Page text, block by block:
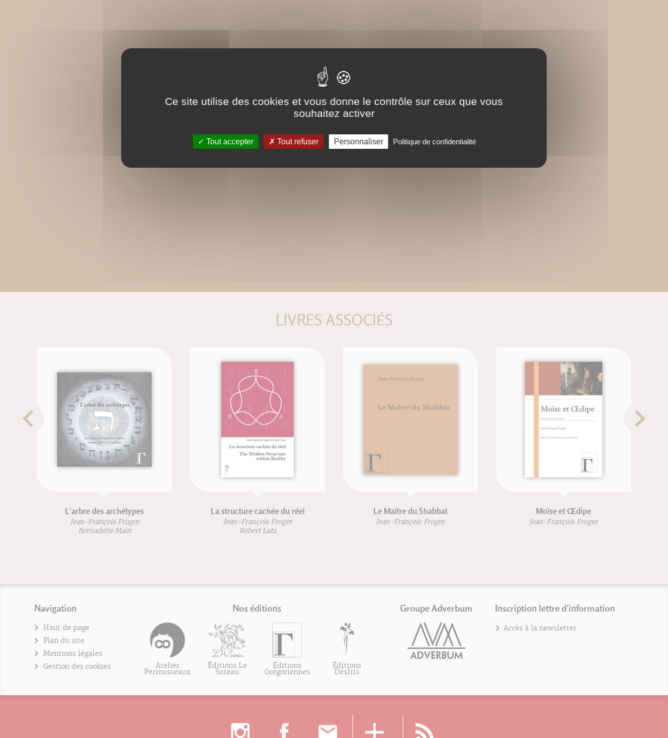
LIVRES ASSOCIÉS
L'arbre des archétypes
Jean-François Froger
Bernadette Main
La structure cachée du réel
Jean-François Froger
Robert Lutz
Le Maître du Shabbat
Jean-François Froger
Moïse et Œdipe
Jean-François Froger
Navigation
Haut de page
Plan du site
Mentions légales
Gestion des cookies
Nos éditions
Atelier
Perrousseaux
Éditions Le
Sureau
Éditions
Grégoriennes
Éditions
DésIris
Groupe Adverbum Inscription lettre d'information
Accès à la newsletter
Ce site utilise des cookies et vous donne le contrôle sur ceux que vous
souhaitez activer
Tout accepter Tout refuser Personnaliser Politique de confidentialité